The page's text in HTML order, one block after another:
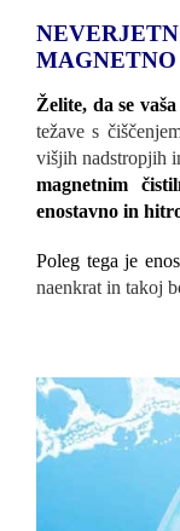
Želite, da se
težave s
višjih nadstropjih
magnetnim
enostavno in
Poleg tega je
naenkrat in takoj